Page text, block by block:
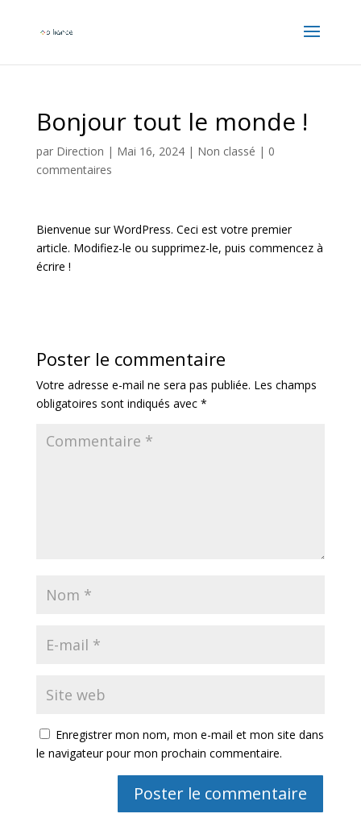
Bonjour tout le monde !
par Direction | Mai 16, 2024| Non classé | 0
commentaires
Bienvenue sur WordPress. Ceci est votre premier
article. Modifiez-le ou supprimez-le, puis commencez à
écrire !
Poster le commentaire
Votre adresse e-mail ne sera pas publiée. Les champs
obligatoires sont indiqués avec *
Enregistrer mon nom, mon e-mail et mon site dans
le navigateur pour mon prochain commentaire.